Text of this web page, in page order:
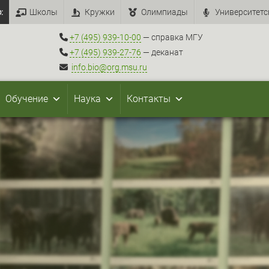
Школы Кружки Олимпиады
+7 (495) 939-10-00 — справка МГУ
+7 (495) 939-27-76 — деканат
info.bio@org.msu.ru
Обучение Наука Контакты